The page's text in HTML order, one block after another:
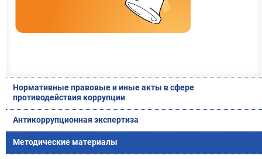
Нормативные правовые и иные акты в сфере
противодействия коррупции
Антикоррупционная экспертиза
Методические материалы